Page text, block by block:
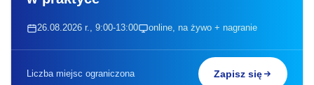
26.08.2026 r., 9:00-13:00 online, na żywo + nagranie
Liczba miejsc ograniczona Zapisz się